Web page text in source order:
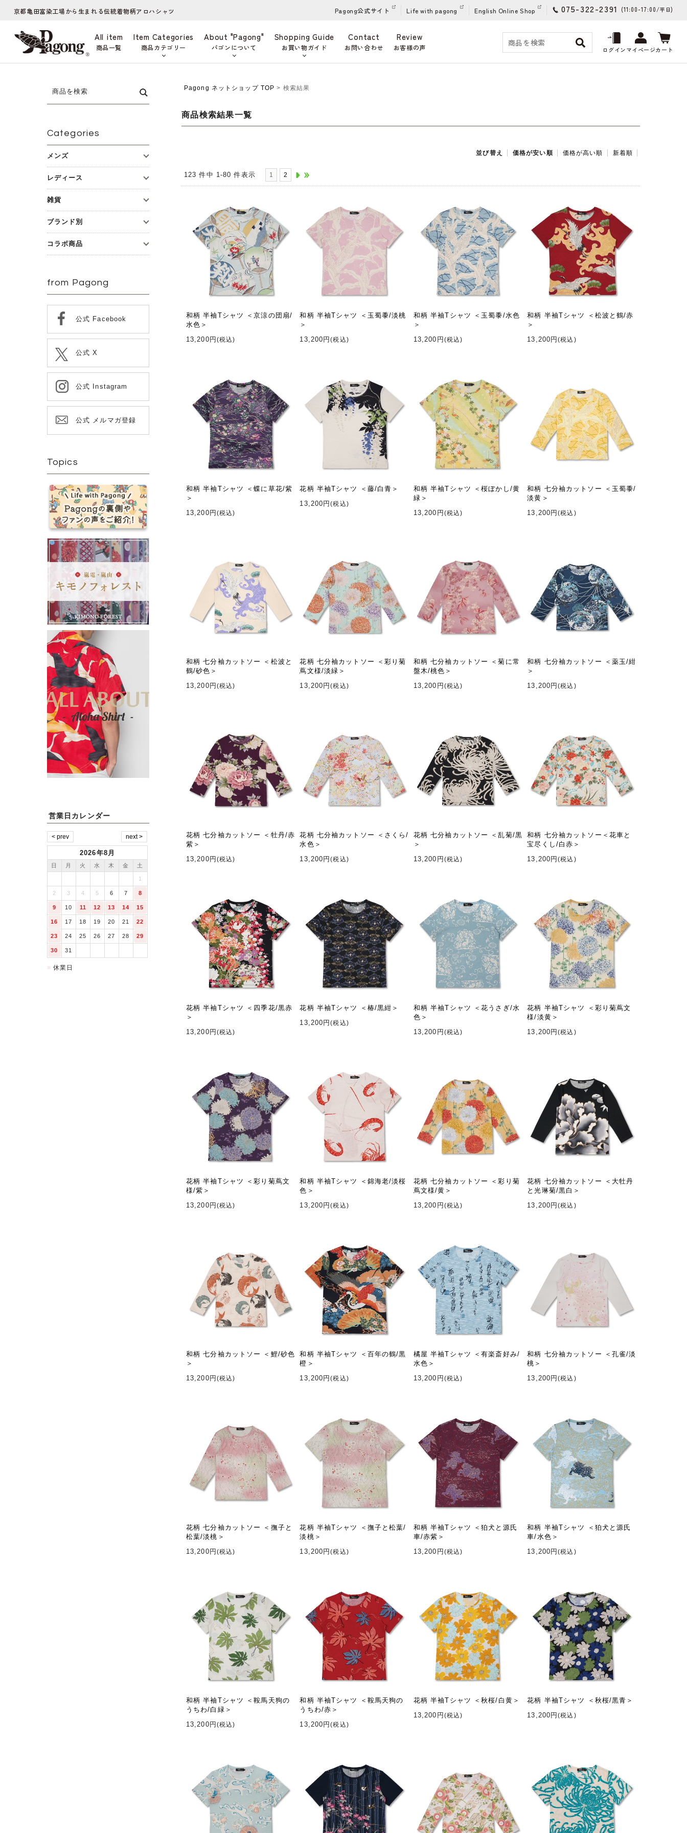
京都亀田富染工場から生まれる伝統着物柄アロハシャツ Pagong公式サイト Life with pagong English Online Shop 075-322-2391 (11:00-17:00/平日)
All item
商品一覧
Item Categories
商品カテゴリー
About "Pagong"
パゴンについて
Shopping Guide
お買い物ガイド
Contact
お問い合わせ
Review
お客様の声 ログインマイページカート
Categories
メンズ
レディース
雑貨
ブランド別
コラボ商品
from Pagong
公式 Facebook
公式 X
公式 Instagram
公式 メルマガ登録
Topics
営業日カレンダー
2026年8月
日 月 火 水 木 金 土
1
2 3 4 5 6 7 8
9 10 11 12 13 14 15
16 17 18 19 20 21 22
23 24 25 26 27 28 29
30 31
休業日
Pagong ネットショップ TOP > 検索結果
商品検索結果一覧
並び替え 価格が安い順 価格が高い順 新着順
123 件中 1-80 件表示 1 2
和柄 半袖Tシャツ ＜京涼の団扇/
水色＞
13,200円 (税込)
和柄 半袖Tシャツ ＜玉蜀黍/淡桃
＞
13,200円(税込)
和柄 半袖Tシャツ ＜玉蜀黍/水色
＞
13,200円 (税込)
和柄 半袖Tシャツ ＜松波と鶴/赤
＞
13,200円(税込)
和柄 半袖Tシャツ ＜蝶に草花/紫
＞
13,200円 (税込)
花柄 半袖Tシャツ ＜藤/白青＞
13,200円(税込)
和柄 半袖Tシャツ ＜桜ぼかし/黄
緑＞
13,200円 (税込)
和柄 七分袖カットソー ＜玉蜀黍/
淡黄＞
13,200円(税込)
和柄 七分袖カットソー ＜松波と
鶴/砂色＞
13,200円 (税込)
花柄 七分袖カットソー ＜彩り菊
蔦文様/淡緑＞
13,200円(税込)
和柄 七分袖カットソー ＜菊に常
盤木/桃色＞
13,200円 (税込)
和柄 七分袖カットソー ＜薬玉/紺
＞
13,200円(税込)
花柄 七分袖カットソー ＜牡丹/赤
紫＞
13,200円 (税込)
花柄 七分袖カットソー ＜さくら/
水色＞
13,200円(税込)
花柄 七分袖カットソー ＜乱菊/黒
＞
13,200円 (税込)
和柄 七分袖カットソー＜花車と
宝尽くし/白赤＞
13,200円(税込)
花柄 半袖Tシャツ ＜四季花/黒赤
＞
13,200円 (税込)
花柄 半袖Tシャツ ＜椿/黒紺＞
13,200円(税込)
和柄 半袖Tシャツ ＜花うさぎ/水
色＞
13,200円 (税込)
花柄 半袖Tシャツ ＜彩り菊蔦文
様/淡黄＞
13,200円(税込)
花柄 半袖Tシャツ ＜彩り菊蔦文
様/紫＞
13,200円 (税込)
和柄 半袖Tシャツ ＜錦海老/淡桜
色＞
13,200円(税込)
花柄 七分袖カットソー ＜彩り菊
蔦文様/黄＞
13,200円 (税込)
花柄 七分袖カットソー ＜大牡丹
と光琳菊/黒白＞
13,200円(税込)
和柄 七分袖カットソー ＜鯉/砂色
＞
13,200円 (税込)
和柄 半袖Tシャツ ＜百年の鶴/黒
橙＞
13,200円(税込)
橘屋 半袖Tシャツ ＜有楽斎好み/
水色＞
13,200円 (税込)
和柄 七分袖カットソー ＜孔雀/淡
桃＞
13,200円(税込)
花柄 七分袖カットソー ＜撫子と
松葉/淡桃＞
13,200円 (税込)
花柄 半袖Tシャツ ＜撫子と松葉/
淡桃＞
13,200円(税込)
和柄 半袖Tシャツ ＜狛犬と源氏
車/赤紫＞
13,200円 (税込)
和柄 半袖Tシャツ ＜狛犬と源氏
車/水色＞
13,200円(税込)
和柄 半袖Tシャツ ＜鞍馬天狗の
うちわ/白緑＞
13,200円 (税込)
和柄 半袖Tシャツ ＜鞍馬天狗の
うちわ/赤＞
13,200円(税込)
花柄 半袖Tシャツ ＜秋桜/白黄＞
13,200円 (税込)
花柄 半袖Tシャツ ＜秋桜/黒青＞
13,200円(税込)